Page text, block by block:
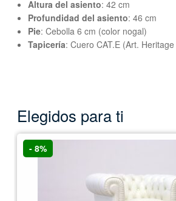
Altura del asiento: 42 cm
Profundidad del asiento: 46 cm
Pie: Cebolla 6 cm (color nogal)
Tapicería: Cuero CAT.E (Art.
Elegidos para ti
- 8%